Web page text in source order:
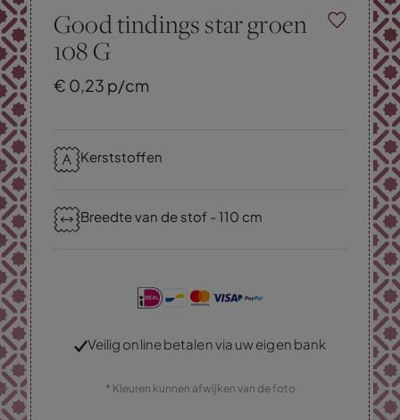
Good tindings star groen
108 G
€ 0,23 p/cm
Kerststoffen
Breedte van de stof - 110 cm
Veilig online betalen via uw eigen bank
* Kleuren kunnen afwijken van de foto